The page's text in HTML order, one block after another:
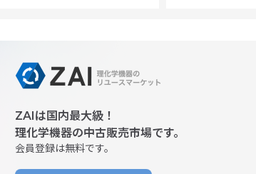
ZAIは国内最大級！
理化学機器の中古販売市場です。
会員登録は無料です。